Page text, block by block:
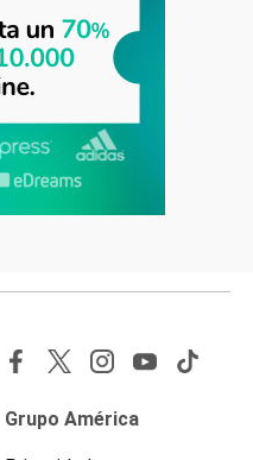
Grupo América